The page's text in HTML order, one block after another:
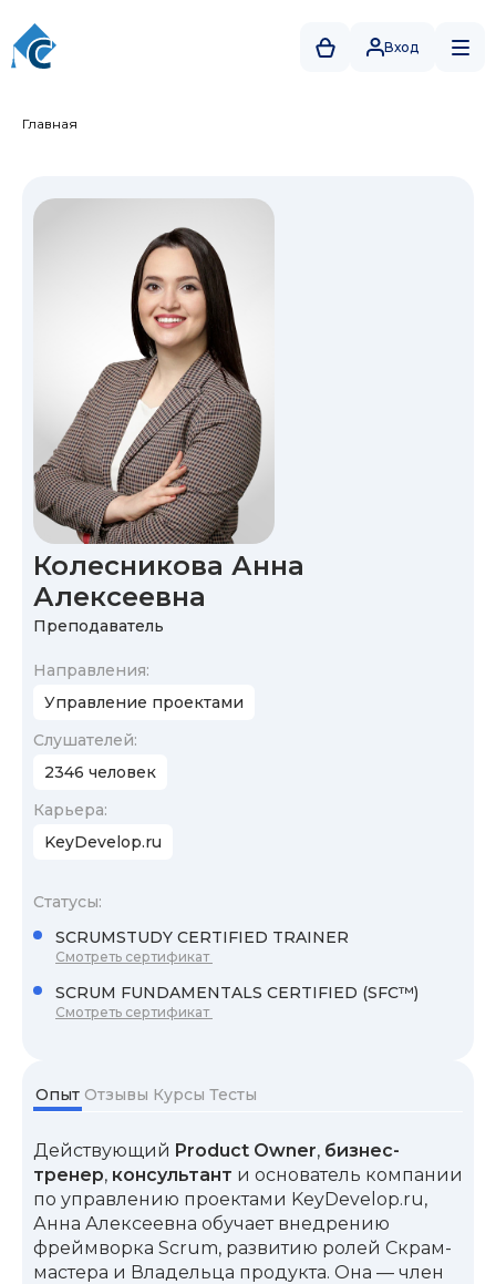
Вход
Главная
Колесникова Анна
Алексеевна
Преподаватель
Направления:
Управление проектами
Cлушателей:
2346 человек
Карьера:
KeyDevelop.ru
Статусы:
SCRUMSTUDY CERTIFIED TRAINER
Смотреть сертификат
SCRUM FUNDAMENTALS CERTIFIED (SFC™)
Смотреть сертификат
Опыт Отзывы Курсы Тесты
Действующий Product Owner, бизнес-
тренер, консультант и основатель компании
по управлению проектами KeyDevelop.ru,
Анна Алексеевна обучает внедрению
фреймворка Scrum, развитию ролей Скрам-
мастера и Владельца продукта. Она — член